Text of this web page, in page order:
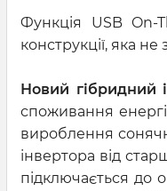
Функція USB On-
конструкції, яка
Новий гібридний
споживання
вироблення
інвертора від
підключається до